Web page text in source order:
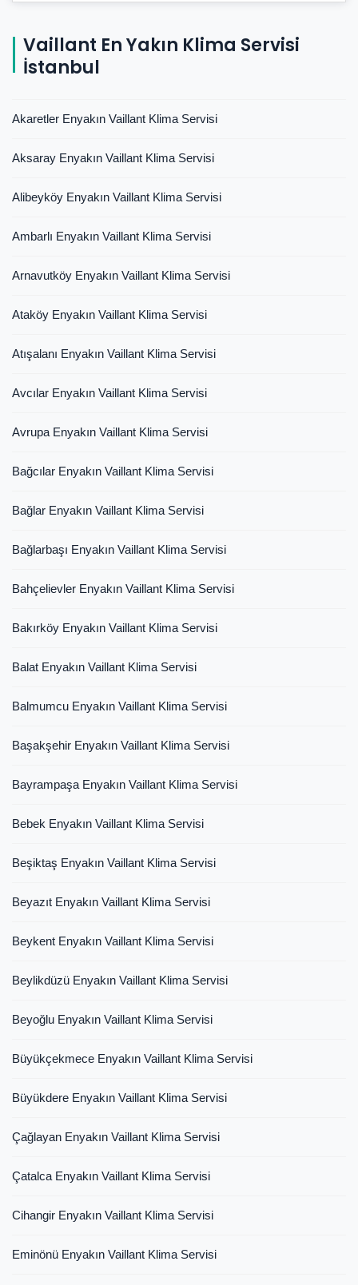
Vaillant En Yakın Klima Servisi
İstanbul
Akaretler Enyakın Vaillant Klima Servisi
Aksaray Enyakın Vaillant Klima Servisi
Alibeyköy Enyakın Vaillant Klima Servisi
Ambarlı Enyakın Vaillant Klima Servisi
Arnavutköy Enyakın Vaillant Klima Servisi
Ataköy Enyakın Vaillant Klima Servisi
Atışalanı Enyakın Vaillant Klima Servisi
Avcılar Enyakın Vaillant Klima Servisi
Avrupa Enyakın Vaillant Klima Servisi
Bağcılar Enyakın Vaillant Klima Servisi
Bağlar Enyakın Vaillant Klima Servisi
Bağlarbaşı Enyakın Vaillant Klima Servisi
Bahçelievler Enyakın Vaillant Klima Servisi
Bakırköy Enyakın Vaillant Klima Servisi
Balat Enyakın Vaillant Klima Servisi
Balmumcu Enyakın Vaillant Klima Servisi
Başakşehir Enyakın Vaillant Klima Servisi
Bayrampaşa Enyakın Vaillant Klima Servisi
Bebek Enyakın Vaillant Klima Servisi
Beşiktaş Enyakın Vaillant Klima Servisi
Beyazıt Enyakın Vaillant Klima Servisi
Beykent Enyakın Vaillant Klima Servisi
Beylikdüzü Enyakın Vaillant Klima Servisi
Beyoğlu Enyakın Vaillant Klima Servisi
Büyükçekmece Enyakın Vaillant Klima Servisi
Büyükdere Enyakın Vaillant Klima Servisi
Çağlayan Enyakın Vaillant Klima Servisi
Çatalca Enyakın Vaillant Klima Servisi
Cihangir Enyakın Vaillant Klima Servisi
Eminönü Enyakın Vaillant Klima Servisi